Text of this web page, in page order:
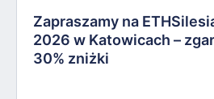
Zapraszamy na
2026 w Katowicach –
30% zniżki